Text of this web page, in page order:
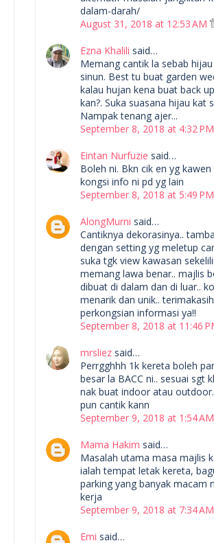
dalam-darah/
August 31, 2018 at 12:53 AM
Ezna Khalili said…
Memang cantik la sebab
sinun. Best tu buat garden
kalau hujan kena buat back
kan?. Suka suasana hijau kat
Nampak tenang ajer...
September 8, 2018 at 4:32 PM
Eintan Nurfuzie said…
Boleh ni. Bkn cik en yg kawen
kongsi info ni pd yg lain
September 8, 2018 at 5:49 PM
AlongMurni said…
Cantiknya dekorasinya..
dengan setting yg meletup
suka tgk view kawasan
memang lawa benar.. majlis
dibuat di dalam dan di luar..
menarik dan unik..
perkongsian informasi ya!!
September 8, 2018 at 11:46
mrsliez said…
Perrgghhh 1k kereta boleh
besar la BACC ni.. sesuai sgt
nak buat indoor atau
pun cantik kann
September 9, 2018 at 1:54 AM
Mama Hakim said…
Masalah utama masa majlis
ialah tempat letak kereta,
parking yang banyak macam
kerja
September 9, 2018 at 7:34 AM
Emi said…